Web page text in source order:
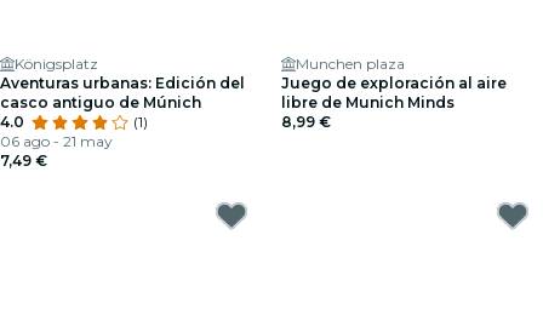
Königsplatz
Aventuras urbanas: Edición del
casco antiguo de Múnich
4.0
(1)
06 ago - 21 may
7,49 €
Munchen plaza
Juego de exploración al aire
libre de Munich Minds
8,99 €